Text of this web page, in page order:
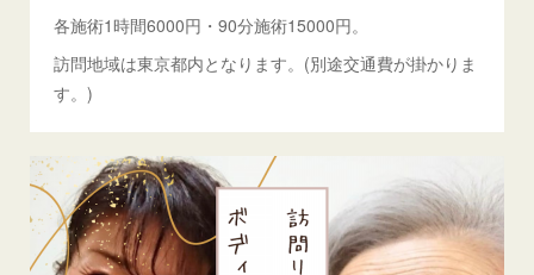
各施術1時間6000円・90分施術15000円。
訪問地域は東京都内となります。(別途交通費が掛かりま
す。)